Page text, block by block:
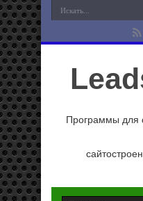
Программы для